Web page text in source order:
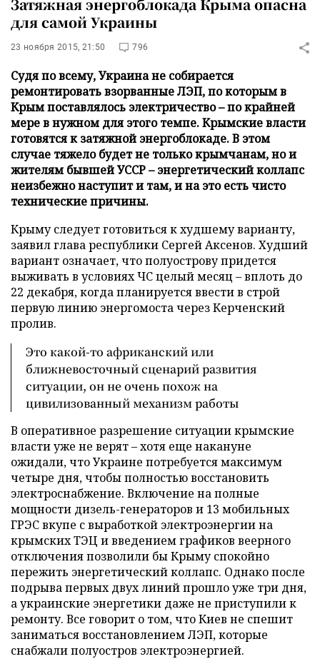
Затяжная энергоблокада Крыма опасна
для самой Украины
23 ноября 2015, 21:50 796
Судя по всему, Украина не собирается
ремонтировать взорванные ЛЭП, по которым в
Крым поставлялось электричество – по крайней
мере в нужном для этого темпе. Крымские власти
готовятся к затяжной энергоблокаде. В этом
случае тяжело будет не только крымчанам, но и
жителям бывшей УССР – энергетический коллапс
неизбежно наступит и там, и на это есть чисто
технические причины.
Крыму следует готовиться к худшему варианту,
заявил глава республики Сергей Аксенов. Худший
вариант означает, что полуострову придется
выживать в условиях ЧС целый месяц – вплоть до
22 декабря, когда планируется ввести в строй
первую линию энергомоста через Керченский
пролив.
Это какой-то африканский или
ближневосточный сценарий развития
ситуации, он не очень похож на
цивилизованный механизм работы
В оперативное разрешение ситуации крымские
власти уже не верят – хотя еще накануне
ожидали, что Украине потребуется максимум
четыре дня, чтобы полностью восстановить
электроснабжение. Включение на полные
мощности дизель-генераторов и 13 мобильных
ГРЭС вкупе с выработкой электроэнергии на
крымских ТЭЦ и введением графиков веерного
отключения позволили бы Крыму спокойно
пережить энергетический коллапс. Однако после
подрыва первых двух линий прошло уже три дня,
а украинские энергетики даже не приступили к
ремонту. Все говорит о том, что Киев не спешит
заниматься восстановлением ЛЭП, которые
снабжали полуостров электроэнергией.